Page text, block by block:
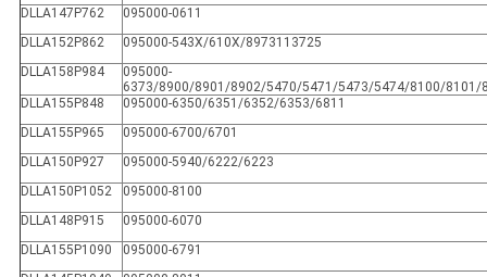
DLLA147P762
095000-0611
DLLA152P862
095000-543X/610X/8973113725
DLLA158P984
095000-
6373/8900/8901/8902/5470/5471/5473/5474/8100/8101/
DLLA155P848
095000-6350/6351/6352/6353/6811
DLLA155P965
095000-6700/6701
DLLA150P927
095000-5940/6222/6223
DLLA150P1052
095000-8100
DLLA148P915
095000-6070
DLLA155P1090
095000-6791